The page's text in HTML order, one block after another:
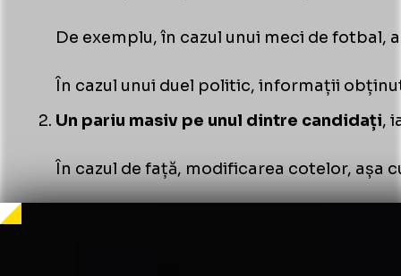
De exemplu, în cazul unui meci de fotbal,
În cazul unui duel politic, informații
Un pariu masiv pe unul dintre candidați,
În cazul de față, modificarea cotelor, așa